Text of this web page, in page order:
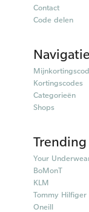
Contact
Code delen
Navigatie
Kortingscodes
Categorieën
Shops
Your
BoMonT
KLM
Tommy Hilfiger
Oneill